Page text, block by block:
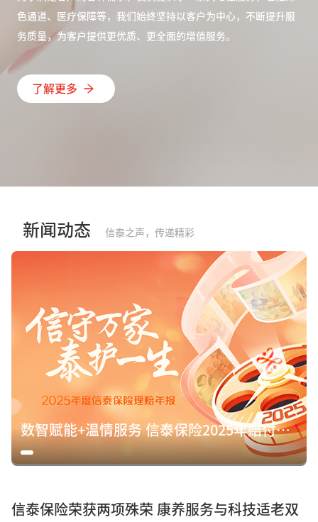
色通道、医疗保障等，我们始终坚持以客户为中心，不断提升服
务质量，为客户提供更优质、更全面的增值服务。
了解更多
新闻动态 信泰之声，传递精彩
数智赋能+温情服务 信泰保险2025年赔付15.8亿元诠释保险初心
信泰保险荣获两项殊荣 康养服务与科技适老双